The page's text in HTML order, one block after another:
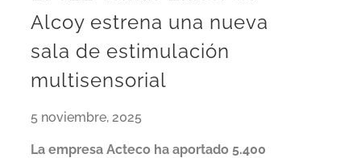
Alcoy estrena una nueva
sala de estimulación
multisensorial
5 noviembre, 2025
La empresa Acteco ha aportado 5.400